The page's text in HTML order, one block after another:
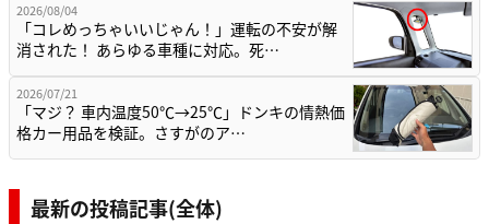
2026/08/04
「コレめっちゃいいじゃん！」運転の不安が解
消された！ あらゆる車種に対応。死…
2026/07/21
「マジ？ 車内温度50℃→25℃」ドンキの情熱価
格カー用品を検証。さすがのア…
最新の投稿記事(全体)